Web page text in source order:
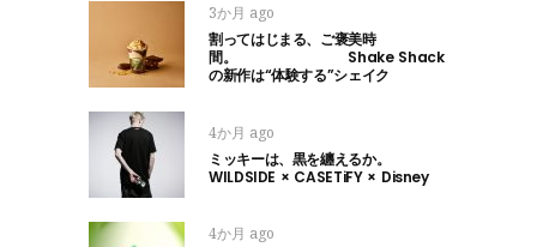
3か月 ago
割ってはじまる、ご褒美時
間。 Shake Shack
の新作は“体験する”シェイク
4か月 ago
ミッキーは、黒を纏えるか。
WILDSIDE × CASETiFY × Disney
4か月 ago